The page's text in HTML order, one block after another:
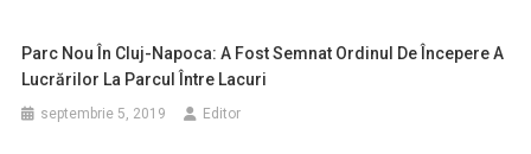
Parc Nou În Cluj-Napoca: A Fost Semnat Ordinul De Începere A
Lucrărilor La Parcul Între Lacuri
septembrie 5, 2019 Editor